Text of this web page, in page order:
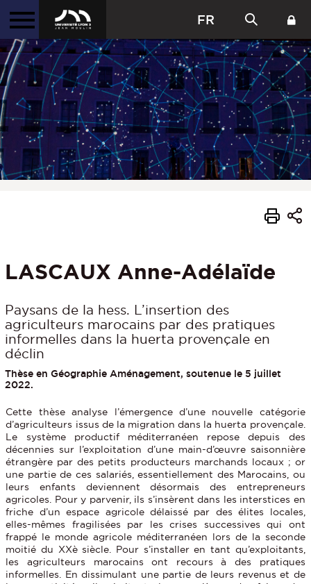
FR
LASCAUX Anne-Adélaïde
Paysans de la hess. L’insertion des
agriculteurs marocains par des pratiques
informelles dans la huerta provençale en
déclin
Thèse en Géographie Aménagement, soutenue le 5 juillet
2022.
Cette thèse analyse l’émergence d’une nouvelle catégorie
d’agriculteurs issus de la migration dans la huerta provençale.
Le système productif méditerranéen repose depuis des
décennies sur l’exploitation d’une main-d’œuvre saisonnière
étrangère par des petits producteurs marchands locaux ; or
une partie de ces salariés, essentiellement des Marocains, ou
leurs enfants deviennent désormais des entrepreneurs
agricoles. Pour y parvenir, ils s’insèrent dans les interstices en
friche d’un espace agricole délaissé par des élites locales,
elles-mêmes fragilisées par les crises successives qui ont
frappé le monde agricole méditerranéen lors de la seconde
moitié du XXè siècle. Pour s’installer en tant qu’exploitants,
les agriculteurs marocains ont recours à des pratiques
informelles. En dissimulant une partie de leurs revenus et de